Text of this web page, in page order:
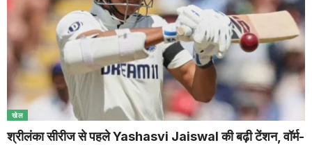
खेल
श्रीलंका सीरीज से पहले Yashasvi Jaiswal की बढ़ी टेंशन, वॉर्म-